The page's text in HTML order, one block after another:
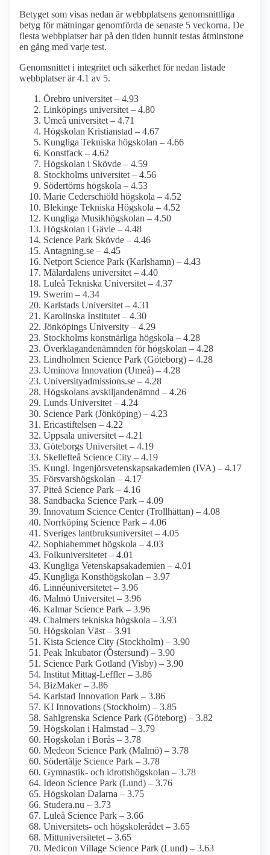
Betyget som visas nedan är webbplatsens genomsnittliga
betyg för mätningar genomförda de senaste 5 veckorna. De
flesta webbplatser har på den tiden hunnit testas åtminstone
en gång med varje test.
Genomsnittet i integritet och säkerhet för nedan listade
webbplatser är 4.1 av 5.
Örebro universitet – 4.93
Linköpings universitet – 4.80
Umeå universitet – 4.71
Högskolan Kristianstad – 4.67
Kungliga Tekniska högskolan – 4.66
Konstfack – 4.62
Högskolan i Skövde – 4.59
Stockholms universitet – 4.56
Södertörns högskola – 4.53
Marie Cederschiöld högskola – 4.52
Blekinge Tekniska Högskola – 4.52
Kungliga Musik­högskolan – 4.50
Högskolan i Gävle – 4.48
Science Park Skövde – 4.46
Antagning.se – 4.45
Netport Science Park (Karlshamn) – 4.43
Mälardalens universitet – 4.40
Luleå Tekniska Universitet – 4.37
Swerim – 4.34
Karlstads Universitet – 4.31
Karolinska Institutet – 4.30
Jönköpings University – 4.29
Stockholms konstnärliga högskola – 4.28
Överklagande­nämnden för högskolan – 4.28
Lindholmen Science Park (Göteborg) – 4.28
Uminova Innovation (Umeå) – 4.28
University­admissions.se – 4.28
Högskolans avskiljande­nämnd – 4.26
Lunds Universitet – 4.24
Science Park (Jönköping) – 4.23
Ericastiftelsen – 4.22
Uppsala universitet – 4.21
Göteborgs Universitet – 4.19
Skellefteå Science City – 4.19
Kungl. Ingenjörsvetenskapsakademien (IVA) – 4.17
Försvars­högskolan – 4.17
Piteå Science Park – 4.16
Sandbacka Science Park – 4.09
Innovatum Science Center (Trollhättan) – 4.08
Norrköping Science Park – 4.06
Sveriges lantbruks­universitet – 4.05
Sophiahemmet högskola – 4.03
Folkuniversitetet – 4.01
Kungliga Vetenskaps­akademien – 4.01
Kungliga Konst­högskolan – 3.97
Linné­universitetet – 3.96
Malmö Universitet – 3.96
Kalmar Science Park – 3.96
Chalmers tekniska högskola – 3.93
Högskolan Väst – 3.91
Kista Science City (Stockholm) – 3.90
Peak Inkubator (Östersund) – 3.90
Science Park Gotland (Visby) – 3.90
Institut Mittag-Leffler – 3.86
BizMaker – 3.86
Karlstad Innovation Park – 3.86
KI Innovations (Stockholm) – 3.85
Sahlgrenska Science Park (Göteborg) – 3.82
Högskolan i Halmstad – 3.79
Högskolan i Borås – 3.78
Medeon Science Park (Malmö) – 3.78
Södertälje Science Park – 3.78
Gymnastik- och idrotts­högskolan – 3.78
Ideon Science Park (Lund) – 3.76
Högskolan Dalarna – 3.75
Studera.nu – 3.73
Luleå Science Park – 3.66
Universitets- och högskolerådet – 3.65
Mitt­universitetet – 3.65
Medicon Village Science Park (Lund) – 3.63